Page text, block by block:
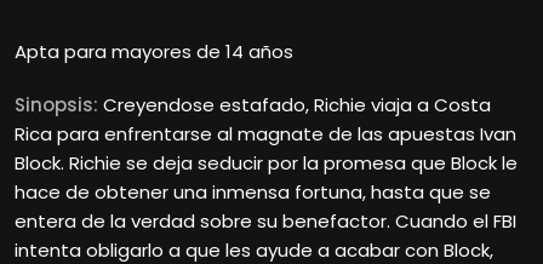
Apta para mayores de 14 años
Sinopsis: Creyendose estafado, Richie viaja a Costa
Rica para enfrentarse al magnate de las apuestas Ivan
Block. Richie se deja seducir por la promesa que Block le
hace de obtener una inmensa fortuna, hasta que se
entera de la verdad sobre su benefactor. Cuando el FBI
intenta obligarlo a que les ayude a acabar con Block,